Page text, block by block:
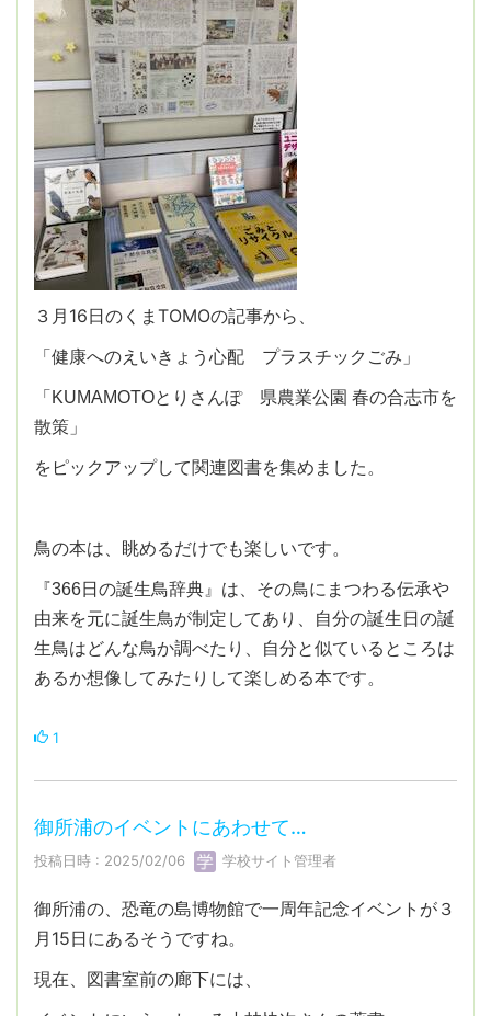
３月16日のくまTOMOの記事から、
「健康へのえいきょう心配 プラスチックごみ」
「KUMAMOTOとりさんぽ 県農業公園 春の合志市を
散策」
をピックアップして関連図書を集めました。
鳥の本は、眺めるだけでも楽しいです。
『366日の誕生鳥辞典』は、その鳥にまつわる伝承や
由来を元に誕生鳥が制定してあり、自分の誕生日の誕
生鳥はどんな鳥か調べたり、自分と似ているところは
あるか想像してみたりして楽しめる本です。
1
御所浦のイベントにあわせて…
投稿日時 : 2025/02/06 学校サイト管理者
御所浦の、恐竜の島博物館で一周年記念イベントが３
月15日にあるそうですね。
現在、図書室前の廊下には、